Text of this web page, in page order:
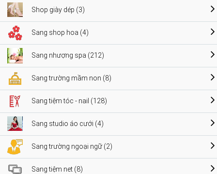
Shop giày dép (3)
Sang shop hoa (4)
Sang nhượng spa (212)
Sang trường mầm non (8)
Sang tiệm tóc - nail (128)
Sang studio áo cưới (4)
Sang trường ngoại ngữ (2)
Sang tiệm net (8)